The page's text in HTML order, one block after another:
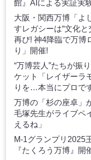
館』AIによる実証実
大阪・関西万博「よ
すレガシーは“文化
再び! 神4降臨で万博
り」開催!
“万博芸人”たちが振
ケット「レイザーラ
りを…本当にプロで
万博の「杉の座卓」
毛塚先生がライブペ
えるね」
M-1グランプリ2025
『たくろう万博』開